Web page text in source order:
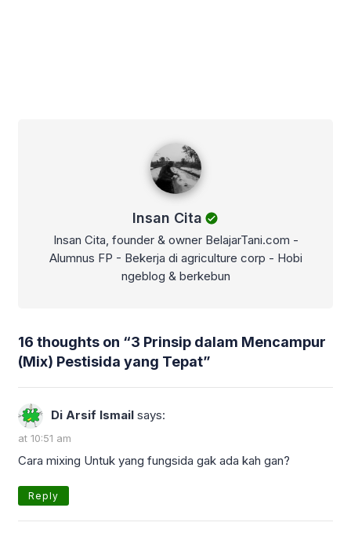
Insan Cita
Insan Cita, founder & owner BelajarTani.com -
Alumnus FP - Bekerja di agriculture corp - Hobi
ngeblog & berkebun
16 thoughts on “3 Prinsip dalam Mencampur
(Mix) Pestisida yang Tepat”
Di Arsif Ismail says:
at 10:51 am
Cara mixing Untuk yang fungsida gak ada kah gan?
Reply